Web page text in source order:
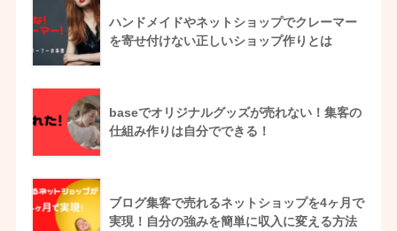
ハンドメイドやネットショップでクレーマー
を寄せ付けない正しいショップ作りとは
baseでオリジナルグッズが売れない！集客の
仕組み作りは自分でできる！
ブログ集客で売れるネットショップを4ヶ月で
実現！自分の強みを簡単に収入に変える方法